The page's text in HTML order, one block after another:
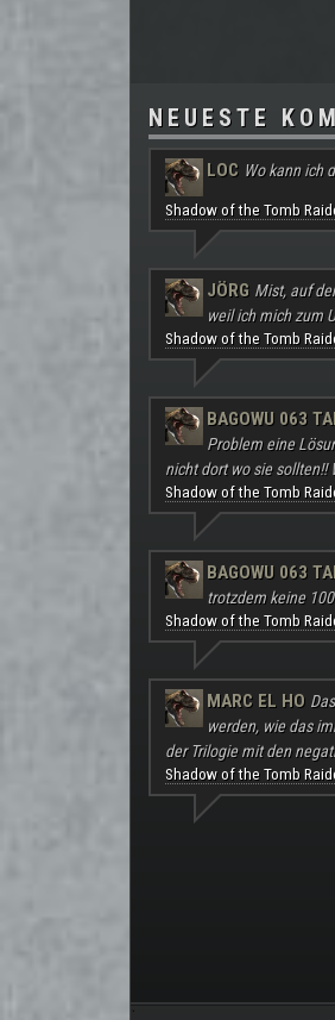
NEUESTE
LOC Wo kann ich
Shadow of the Tomb
JÖRG Mist, auf
weil ich mich zum
Shadow of the Tomb
BAGOWU 063
Problem eine
nicht dort wo sie sollten!!
Shadow of the Tomb
BAGOWU 063
trotzdem keine
Shadow of the Tomb
MARC EL HO
werden, wie das
der Trilogie mit den
Shadow of the Tomb
.